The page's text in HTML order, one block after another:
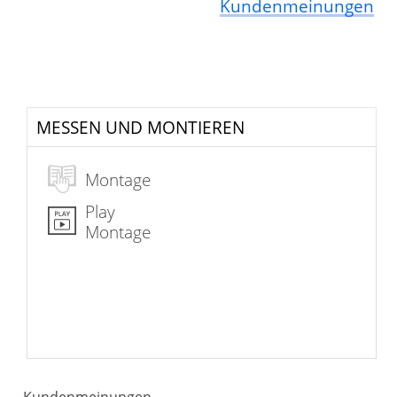
Kundenmeinungen
MESSEN UND MONTIEREN
Montage
Play
Montage